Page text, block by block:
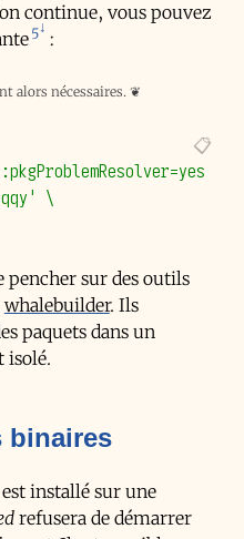
continue, vous pouvez
5 :
alors nécessaires. ❦
\
pencher sur des outils
whalebuilder. Ils
paquets dans un
isolé.
binaires
installé sur une
refusera de démarrer